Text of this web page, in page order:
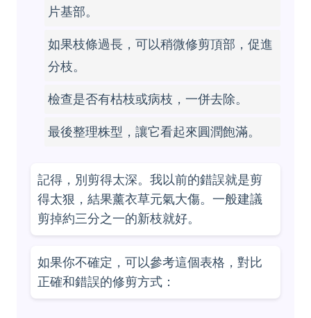
片基部。
如果枝條過長，可以稍微修剪頂部，促進
分枝。
檢查是否有枯枝或病枝，一併去除。
最後整理株型，讓它看起來圓潤飽滿。
記得，別剪得太深。我以前的錯誤就是剪
得太狠，結果薰衣草元氣大傷。一般建議
剪掉約三分之一的新枝就好。
如果你不確定，可以參考這個表格，對比
正確和錯誤的修剪方式：